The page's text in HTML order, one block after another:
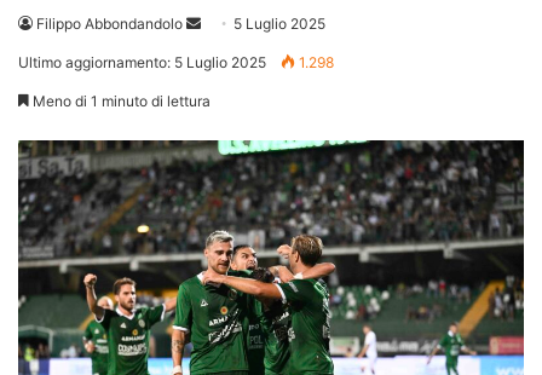
Filippo Abbondandolo
Invia 5 Luglio 2025
Ultimo aggiornamento: 5 Luglio 2025 1.298
Meno di 1 minuto di lettura